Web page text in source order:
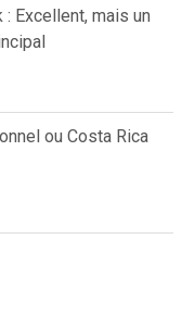
: Excellent, mais un
ou Costa Rica